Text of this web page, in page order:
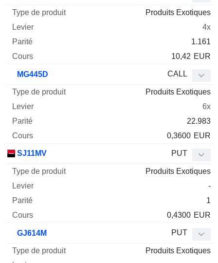
Produits Exotiques
4x
1.161
10,42 EUR
MG445D CALL
Produits Exotiques
6x
22.983
0,3600 EUR
SJ11MV PUT
Produits Exotiques
-
1
0,4300 EUR
GJ614M PUT
Produits Exotiques